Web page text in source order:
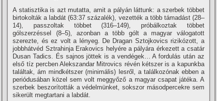
A statisztika is azt mutatta, amit a pályán láttunk: a szerbek többet
birtokolták a labdát (63:37 százalék), vezették a több támadást (28–
14), passzoltak többet (316–149), próbálkoztak többet
gólszerzéssel (8–5), azonban a több gólt a magyar válogatott
szerezte, és ez volt a lényeg. De Dragan Sztojkovics rizikózott, a
jobbhátvéd Sztrahinja Erakovics helyére a pályára érkezett a csatár
Dusan Tadics. És sajnos jöttek is a vendégek… A fordulás után az
első tíz percben Alekszandar Mitrovics révén kétszer is a kapunkba
találtak, ám mindkétszer (minimális) lesről, a találkozónak ebben a
periódusában közel sem volt meggyőző a magyar csapat játéka. A
szerbek beszorították a védelmünket, sokszor másodpercekre sem
sikerült megtartani a labdát.